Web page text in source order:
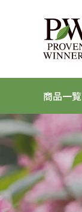
商品一覧